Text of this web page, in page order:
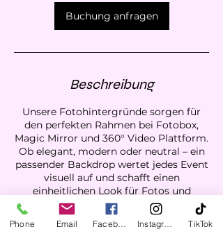
Buchung anfragen
Beschreibung
Unsere Fotohintergründe sorgen für
den perfekten Rahmen bei Fotobox,
Magic Mirror und 360° Video Plattform.
Ob elegant, modern oder neutral – ein
passender Backdrop wertet jedes Event
visuell auf und schafft einen
einheitlichen Look für Fotos und
Videos.
Der Hintergrund wird passend zum
Phone Email TikTok